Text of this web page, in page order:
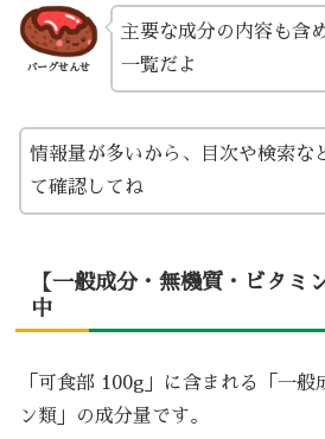
バーグせんせ
主要な成分の内容も含
一覧だよ
情報量が多いから、目次や検索な
て確認してね
【一般成分・無機質・ビタミ
中
「可食部 100g」に含まれる「一般
ン類」の成分量です。